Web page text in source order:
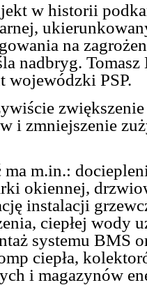
w historii
,
na
nadbryg. Tomasz
wojewódzki PSP.
i zmniejszenie
ma m.in.:
okiennej,
instalacji
ciepłej wody
systemu BMS
ciepła,
i magazynów